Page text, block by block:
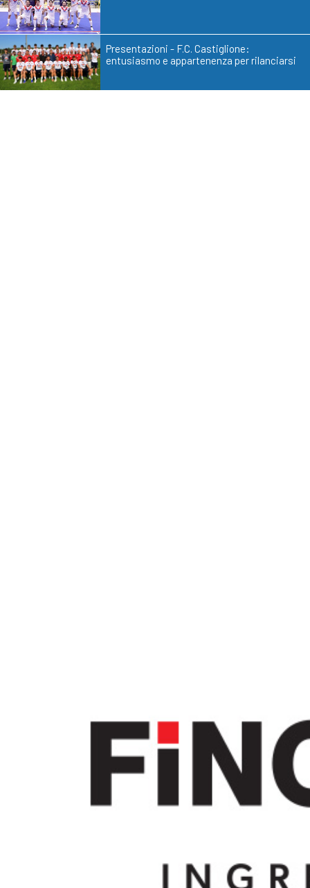
Presentazioni - F.C. Castiglione:
entusiasmo e appartenenza per rilanciarsi